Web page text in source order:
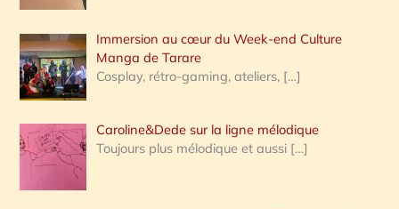
:
Immersion au cœur du Week-end Culture
Manga de Tarare
Cosplay, rétro-gaming, ateliers, […]
Caroline&Dede sur la ligne mélodique
Toujours plus mélodique et aussi […]